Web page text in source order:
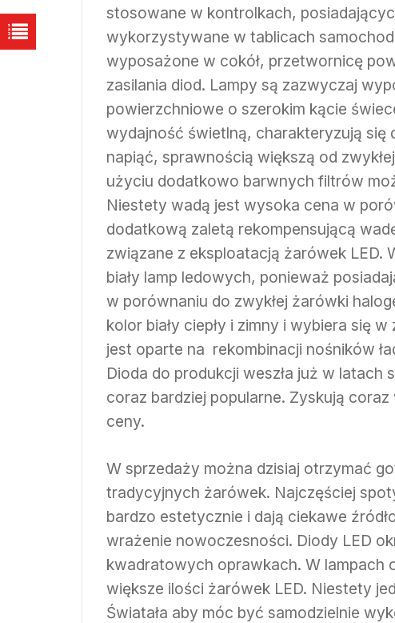
stosowane w kontrolkach,
wykorzystywane w tablicach
wyposażone w cokół, przetwornicę
zasilania diod. Lampy są zazwyczaj
powierzchniowe o szerokim kącie
wydajność świetlną, charakteryzują się
napiąć, sprawnością większą od
użyciu dodatkowo barwnych filtrów
Niestety wadą jest wysoka cena w
dodatkową zaletą rekompensującą
związane z eksploatacją żarówek LED.
biały lamp ledowych, ponieważ
w porównaniu do zwykłej żarówki
kolor biały ciepły i zimny i wybiera się
jest oparte na rekombinacji nośników
Dioda do produkcji weszła już w latach
coraz bardziej popularne. Zyskują
ceny.
W sprzedaży można dzisiaj otrzymać
tradycyjnych żarówek. Najczęściej
bardzo estetycznie i dają ciekawe
wrażenie nowoczesności. Diody LED
kwadratowych oprawkach. W lampach
większe ilości żarówek LED. Niestety
Światała aby móc być samodzielnie